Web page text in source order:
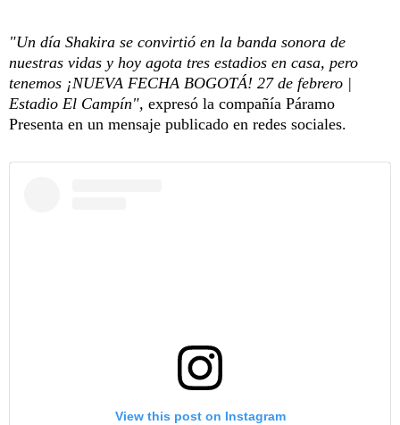
"Un día Shakira se convirtió en la banda sonora de
nuestras vidas y hoy agota tres estadios en casa, pero
tenemos ¡NUEVA FECHA BOGOTÁ! 27 de febrero |
Estadio El Campín", expresó la compañía Páramo
Presenta en un mensaje publicado en redes sociales.
View this post on Instagram